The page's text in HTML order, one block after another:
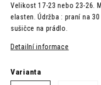
Velikost 17-23 nebo 23-26.
elasten.Údržba : praní na 30
sušičce na prádlo.
Detailní informace
Varianta